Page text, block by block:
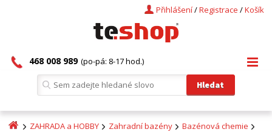
Košík
/
Registrace
/
Přihlášení
468 008 989 (po-pá: 8-17 hod.)
ZAHRADA a HOBBY Zahradní bazény
Bazénová chemie